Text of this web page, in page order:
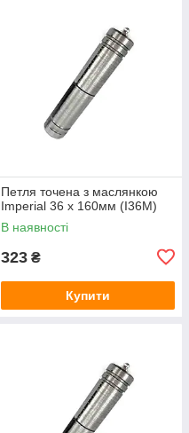
Петля точена з маслянкою
Imperial 36 x 160мм (I36M)
В наявності
323 ₴
Купити